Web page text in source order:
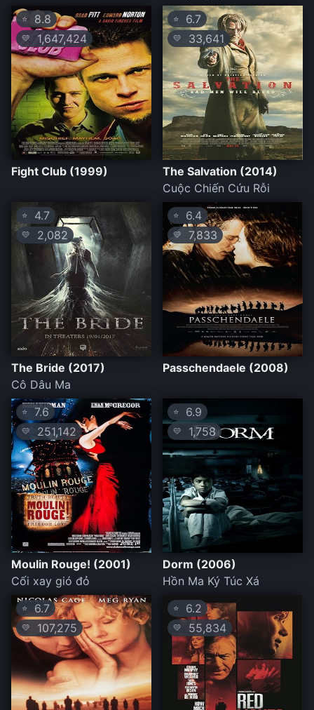
⭐ 8.8
💛 1,647,424
Fight Club (1999)
⭐ 6.7
💛 33,641
The Salvation (2014)
Cuộc Chiến Cứu Rỗi
⭐ 4.7
💛 2,082
The Bride (2017)
Cô Dâu Ma
⭐ 6.4
💛 7,833
Passchendaele (2008)
⭐ 7.6
💛 251,142
Moulin Rouge! (2001)
Cối xay gió đỏ
⭐ 6.9
💛 1,758
Dorm (2006)
Hồn Ma Ký Túc Xá
⭐ 6.7
💛 107,275
⭐ 6.2
💛 55,834